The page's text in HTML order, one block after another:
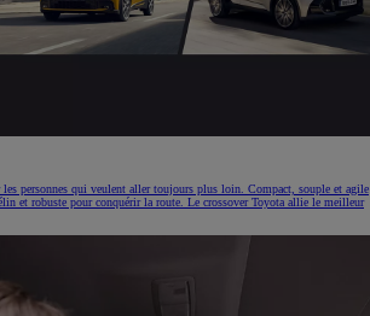
personnes qui veulent aller toujours plus loin. Compact, souple et agile
et robuste pour conquérir la route. Le crossover Toyota allie le meilleur